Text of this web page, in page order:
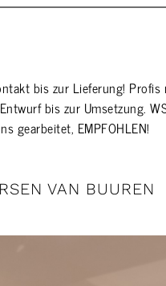
bis zur Lieferung! Profis
bis zur Umsetzung.
gearbeitet, EMPFOHLEN!
VAN BUUREN